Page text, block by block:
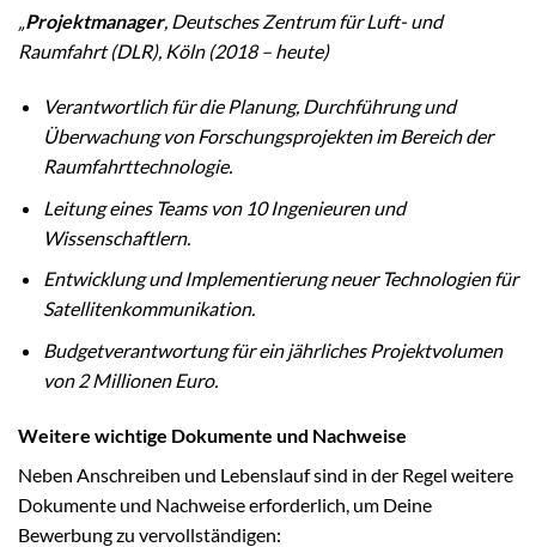
„Projektmanager, Deutsches Zentrum für Luft- und
Raumfahrt (DLR), Köln (2018 – heute)
Verantwortlich für die Planung, Durchführung und
Überwachung von Forschungsprojekten im Bereich der
Raumfahrttechnologie.
Leitung eines Teams von 10 Ingenieuren und
Wissenschaftlern.
Entwicklung und Implementierung neuer Technologien für
Satellitenkommunikation.
Budgetverantwortung für ein jährliches Projektvolumen
von 2 Millionen Euro.
Weitere wichtige Dokumente und Nachweise
Neben Anschreiben und Lebenslauf sind in der Regel weitere
Dokumente und Nachweise erforderlich, um Deine
Bewerbung zu vervollständigen: